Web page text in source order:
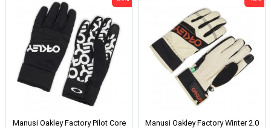
Manusi Oakley Factory Pilot Core
Manusi Oakley Factory Winter 2.0